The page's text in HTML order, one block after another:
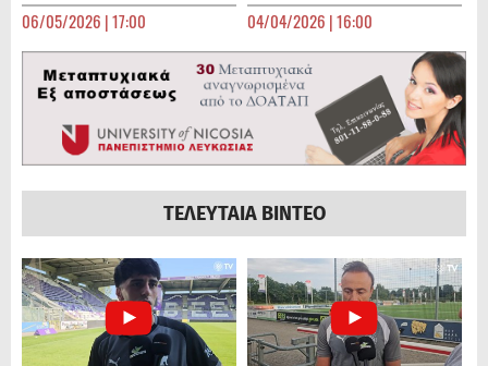
06/05/2026 | 17:00 04/04/2026 | 16:00
ΤΕΛΕΥΤΑΙΑ ΒΙΝΤΕΟ